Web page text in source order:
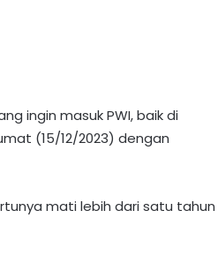
ingin masuk PWI, baik di
(15/12/2023) dengan
mati lebih dari satu tahun